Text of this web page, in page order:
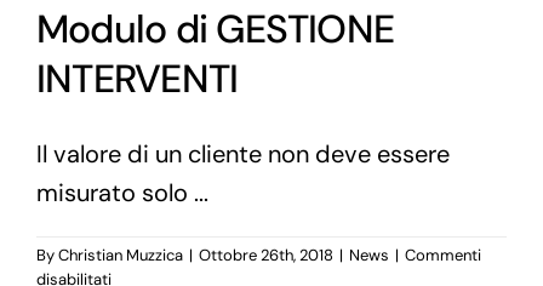
Modulo di GESTIONE
INTERVENTI
Il valore di un cliente non deve essere
misurato solo ...
ByChristian Muzzica | Ottobre 26th, 2018 | News | Commenti
disabilitatisu